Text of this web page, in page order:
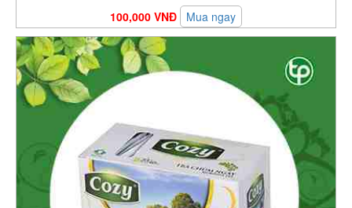
100,000 VNĐ Mua ngay